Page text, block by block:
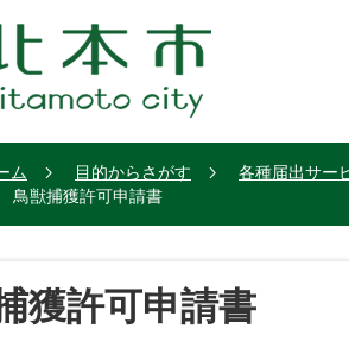
ム 目的からさがす 各種届出サー
鳥獣捕獲許可申請書
獲許可申請書